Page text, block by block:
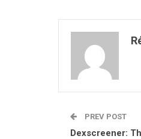
PREV POST
Dexscreener: